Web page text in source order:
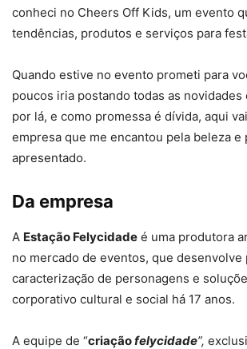
conheci no Cheers Off Kids, um evento
tendências, produtos e serviços para
Quando estive no evento prometi para
poucos iria postando todas as novidades
por lá, e como promessa é dívida, aqui
empresa que me encantou pela beleza
apresentado.
Da empresa
A Estação Felycidade é uma produtora
no mercado de eventos, que desenvolve
caracterização de personagens e
corporativo cultural e social há 17 anos.
A equipe de “criaçãofelycidade”,